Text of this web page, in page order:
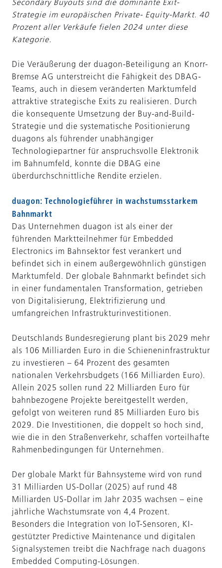
Secondary Buyouts sind die dominante Exit-
Strategie im europäischen Private- Equity-Markt. 40
Prozent aller Verkäufe fielen 2024 unter diese
Kategorie.
Die Veräußerung der duagon-Beteiligung an Knorr-
Bremse AG unterstreicht die Fähigkeit des DBAG-
Teams, auch in diesem veränderten Marktumfeld
attraktive strategische Exits zu realisieren. Durch
die konsequente Umsetzung der Buy-and-Build-
Strategie und die systematische Positionierung
duagons als führender unabhängiger
Technologiepartner für anspruchsvolle Elektronik
im Bahnumfeld, konnte die DBAG eine
überdurchschnittliche Rendite erzielen.
duagon: Technologieführer in wachstumsstarkem
Bahnmarkt
Das Unternehmen duagon ist als einer der
führenden Marktteilnehmer für Embedded
Electronics im Bahnsektor fest verankert und
befindet sich in einem außergewöhnlich günstigen
Marktumfeld. Der globale Bahnmarkt befindet sich
in einer fundamentalen Transformation, getrieben
von Digitalisierung, Elektrifizierung und
umfangreichen Infrastrukturinvestitionen.
Deutschlands Bundesregierung plant bis 2029 mehr
als 106 Milliarden Euro in die Schieneninfrastruktur
zu investieren – 64 Prozent des gesamten
nationalen Verkehrsbudgets (166 Milliarden Euro).
Allein 2025 sollen rund 22 Milliarden Euro für
bahnbezogene Projekte bereitgestellt werden,
gefolgt von weiteren rund 85 Milliarden Euro bis
2029. Die Investitionen, die doppelt so hoch sind,
wie die in den Straßenverkehr, schaffen vorteilhafte
Rahmenbedingungen für Unternehmen.
Der globale Markt für Bahnsysteme wird von rund
31 Milliarden US-Dollar (2025) auf rund 48
Milliarden US-Dollar im Jahr 2035 wachsen – eine
jährliche Wachstumsrate von 4,4 Prozent.
Besonders die Integration von IoT-Sensoren, KI-
gestützter Predictive Maintenance und digitalen
Signalsystemen treibt die Nachfrage nach duagons
Embedded Computing-Lösungen.